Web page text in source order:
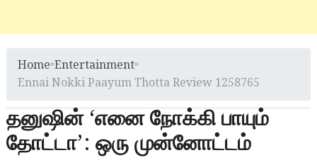
Home»Entertainment»
Ennai Nokki Paayum Thotta Review 1258765
தனுஷின் ‘எனை நோக்கி பாயும்
தோட்டா’: ஒரு முன்னோட்டம்